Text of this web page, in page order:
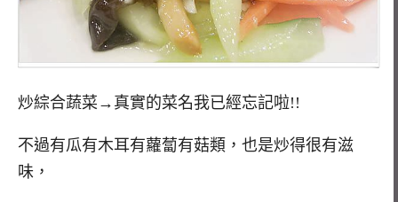
炒綜合蔬菜→真實的菜名我已經忘記啦!!
不過有瓜有木耳有蘿蔔有菇類，也是炒得很有滋
味，